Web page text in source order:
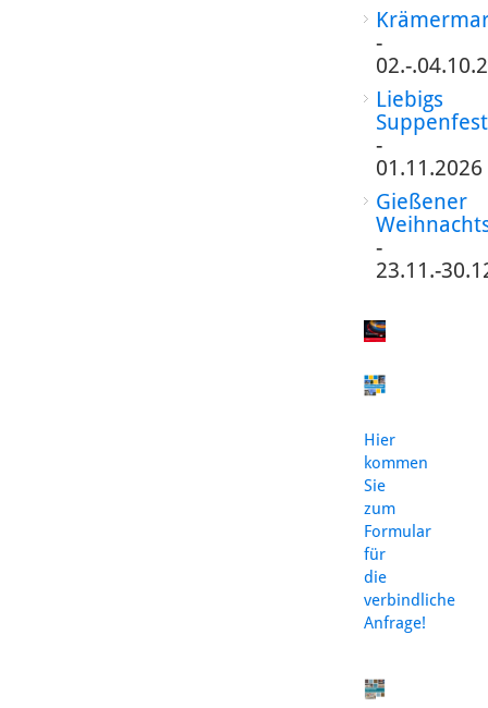
-
02.-
Liebigs
Suppenfest
-
01.11.2026
Gießener
-
23.11.-
Hier
kommen
Sie
zum
Formular
für
die
verbindliche
Anfrage!